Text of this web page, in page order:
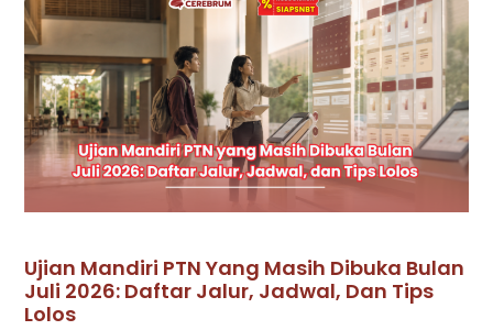
Ujian Mandiri PTN Yang Masih Dibuka Bulan
Juli 2026: Daftar Jalur, Jadwal, Dan Tips
Lolos